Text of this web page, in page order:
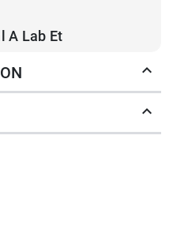
A Lab Et
de l'adénosine
molécule de
à rendre l’ATP